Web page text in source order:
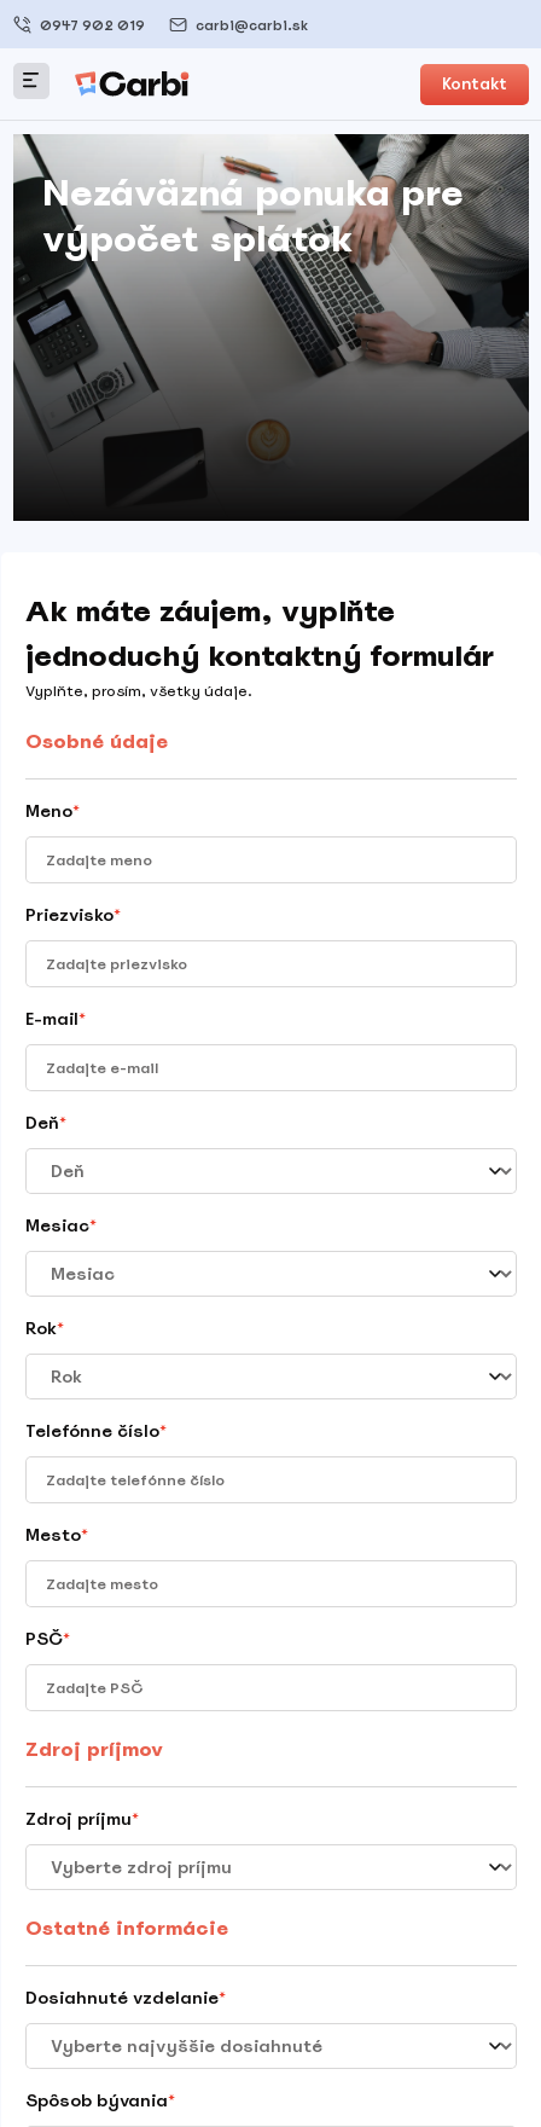
0947 902 019 carbi@carbi.sk
Kontakt
Nezáväzná ponuka pre
výpočet splátok
Ak máte záujem, vyplňte
jednoduchý kontaktný formulár
Vyplňte, prosím, všetky údaje.
Osobné údaje
Meno*
Priezvisko*
E-mail*
Deň*
Mesiac*
Rok*
Telefónne číslo*
Mesto*
PSČ*
Zdroj príjmov
Zdroj príjmu*
Ostatné informácie
Dosiahnuté vzdelanie*
Spôsob bývania*